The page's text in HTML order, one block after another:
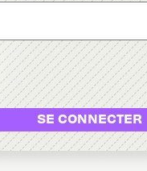
SE CONNECTER